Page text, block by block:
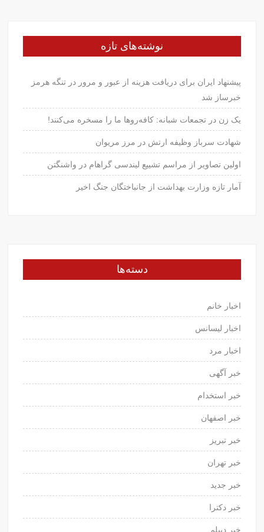
نوشته‌های تازه
پیشنهاد ایران برای دریافت هزینه از عبور و مرور در تنگه هرمز
خبرساز شد
یک زن در تجمعات شبانه: کافه‌روها ما را مسخره می‌کنند!
شهادت سرباز وظیفه ارتش در مرز مریوان
اولین تصاویر از مراسم تشییع لیندسی گراهام در واشنگتن
آمار تازه وزارت بهداشت از جانباختگان جنگ اخیر
دسته‌ها
اخبار خانم
اخبار لیسانس
اخبار مرد
خبر آگهی
خبر استخدام
خبر اصفهان
خبر تبریز
خبر تهران
خبر جدید
خبر دکترا
خبر دیپلم